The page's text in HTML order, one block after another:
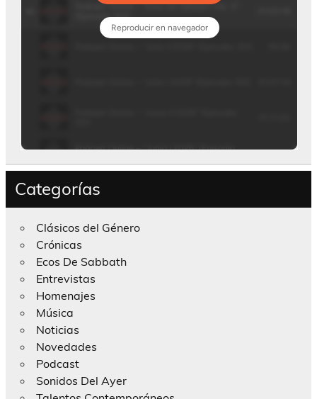
Categorías
Clásicos del Género
Crónicas
Ecos De Sabbath
Entrevistas
Homenajes
Música
Noticias
Novedades
Podcast
Sonidos Del Ayer